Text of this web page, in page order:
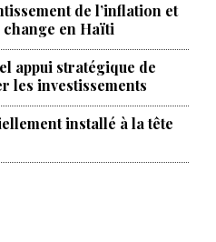
de l’inflation et
change en Haïti
appui stratégique de
les investissements
installé à la tête
sa campagne